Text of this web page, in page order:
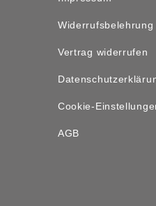
Widerrufsbelehrung
Vertrag widerrufen
Cookie-
AGB